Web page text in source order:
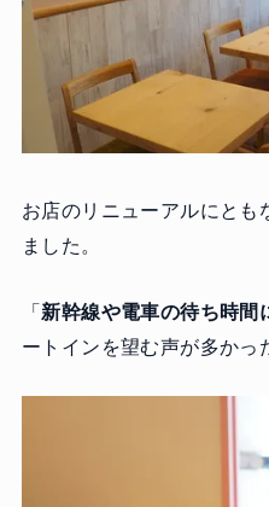
お店のリニューアルにとも
ました。
「新幹線や電車の待ち時間
ートインを望む声が多かっ